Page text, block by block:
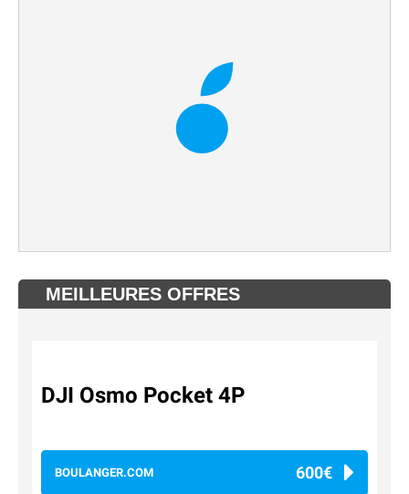
MEILLEURES OFFRES
DJI Osmo Pocket 4P
BOULANGER.COM 600€